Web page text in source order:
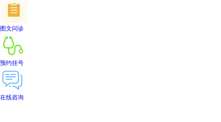
图文问诊
预约挂号
在线咨询